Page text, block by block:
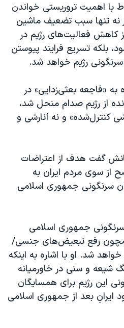
با اهمیت تروریستی خواندن
نه تنها سبب تضعیف ماشین
کاهش فعالیت‌های رژیم در
بلکه تسریع فرایند پیوستن
رژیم خواهد شد.
به «فاجعه بعثی‌زدایی» در
از رژیم صدام منحل شد،
کنترل‌شده» و نه آنارشی و
گفت هدف از اعتراضات
از سوی مردم ایران به
سرنگونی جمهوری اسلامی
جمهوری اسلامی
رفع تبعیض‌های جنسی/
شد. او با اشاره به اینکه
شیعه و سنی در خاورمیانه
این رژیم برای همسایگان
ایرانِ بعد از جمهوری اسلامی